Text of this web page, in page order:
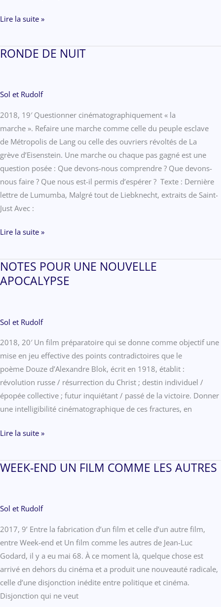
FILM
Lire la suite »
RONDE DE NUIT
Sol et Rudolf
2018, 19′ Questionner cinématographiquement « la
marche ». Refaire une marche comme celle du peuple esclave
de Métropolis de Lang ou celle des ouvriers révoltés de La
grève d’Eisenstein. Une marche ou chaque pas gagné est une
question posée : Que devons-nous comprendre ? Que devons-
nous faire ? Que nous est-il permis d’espérer ? Texte : Dernière
lettre de Lumumba, Malgré tout de Liebknecht, extraits de Saint-
Just Avec :
RONDE
NUIT
Lire la suite »
NOTES POUR UNE NOUVELLE
APOCALYPSE
Sol et Rudolf
2018, 20′ Un film préparatoire qui se donne comme objectif une
mise en jeu effective des points contradictoires que le
poème Douze d’Alexandre Blok, écrit en 1918, établit :
révolution russe / résurrection du Christ ; destin individuel /
épopée collective ; futur inquiétant / passé de la victoire. Donner
une intelligibilité cinématographique de ces fractures, en
NOTES
UNE
NOUVELLE
Lire la suite »
WEEK-END UN FILM COMME LES AUTRES
Sol et Rudolf
2017, 9’ Entre la fabrication d’un film et celle d’un autre film,
entre Week-end et Un film comme les autres de Jean-Luc
Godard, il y a eu mai 68. À ce moment là, quelque chose est
arrivé en dehors du cinéma et a produit une nouveauté radicale,
celle d’une disjonction inédite entre politique et cinéma.
Disjonction qui ne veut